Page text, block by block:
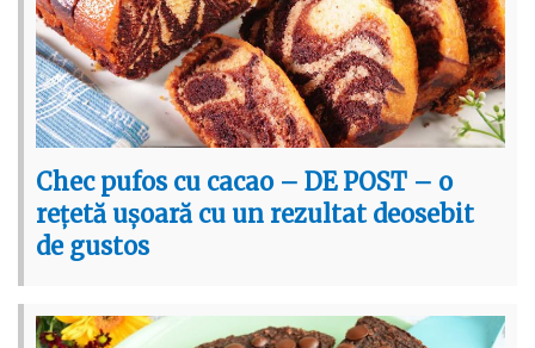
Chec pufos cu cacao – DE POST – o
rețetă ușoară cu un rezultat deosebit
de gustos